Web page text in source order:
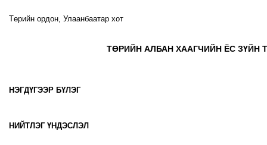
Төрийн ордон, Улаанбаатар хот
ТӨРИЙН АЛБАН ХААГЧИЙН ЁС ЗҮЙН
НЭГДҮГЭЭР БҮЛЭГ
НИЙТЛЭГ ҮНДЭСЛЭЛ